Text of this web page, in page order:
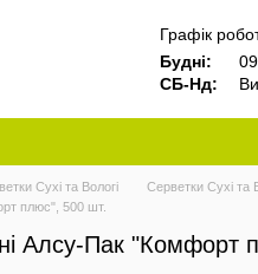
Графік
Будні:
СБ-Нд:
Сухі та Вологі
Серветки Сухі та
плюс", 500 шт.
Алсу-Пак "Комфорт